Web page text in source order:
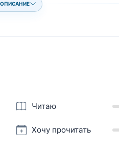
Читаю
Хочу прочитать